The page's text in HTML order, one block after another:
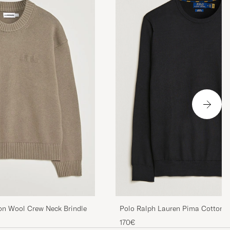
super
Wool Crew Neck Brindle
Polo Ralph Lauren Pima Cotton
Pullover Polo Black
170€